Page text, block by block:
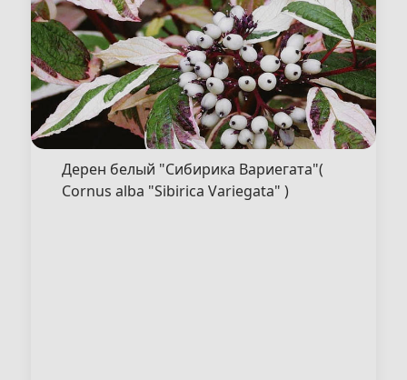
Дерен белый "Сибирика Вариегата"(
Cornus alba "Sibirica Variegata" )